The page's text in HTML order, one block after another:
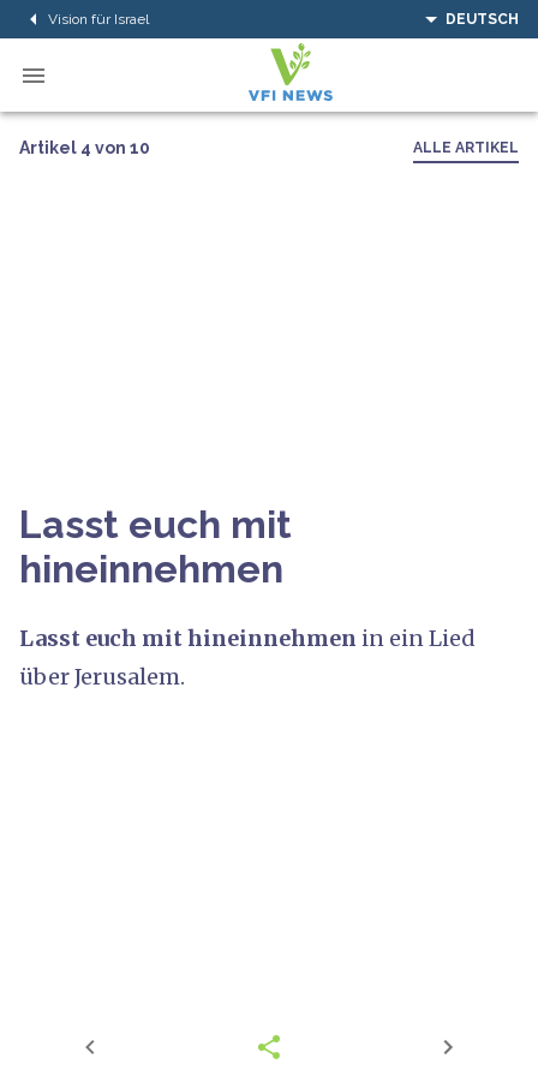
Vision für Israel DEUTSCH
Artikel 4 von 10 ALLE ARTIKEL
Lasst euch mit
hineinnehmen
Lasst euch mit hineinnehmen in ein Lied
über Jerusalem.